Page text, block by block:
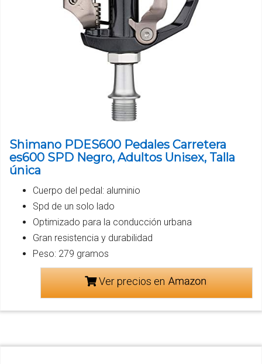
Shimano PDES600 Pedales Carretera
es600 SPD Negro, Adultos Unisex, Talla
única
Cuerpo del pedal: aluminio
Spd de un solo lado
Optimizado para la conducción urbana
Gran resistencia y durabilidad
Peso: 279 gramos
Ver precios en